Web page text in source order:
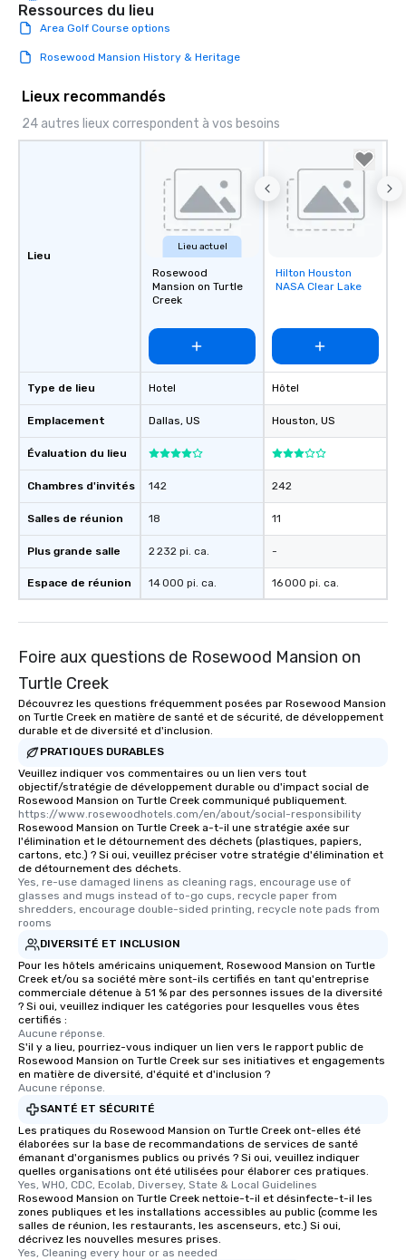
Ressources du lieu
Area Golf Course options
Rosewood Mansion History & Heritage
Lieux recommandés
24 autres lieux correspondent à vos besoins
Lieu
Type de lieu
Emplacement
Évaluation du lieu
Chambres d'invités
Salles de réunion
Plus grande salle
Espace de réunion
Lieu actuel
Rosewood
Mansion on Turtle
Creek
Hotel
Dallas, US
142
18
2 232 pi. ca.
14 000 pi. ca.
Removed from
favorites
Hilton Houston
NASA Clear Lake
Hôtel
Houston, US
242
11
-
16 000 pi. ca.
Foire aux questions de Rosewood Mansion on
Turtle Creek
Découvrez les questions fréquemment posées par Rosewood Mansion
on Turtle Creek en matière de santé et de sécurité, de développement
durable et de diversité et d'inclusion.
PRATIQUES DURABLES
Veuillez indiquer vos commentaires ou un lien vers tout
objectif/stratégie de développement durable ou d'impact social de
Rosewood Mansion on Turtle Creek communiqué publiquement.
https://www.rosewoodhotels.com/en/about/social-responsibility
Rosewood Mansion on Turtle Creek a-t-il une stratégie axée sur
l'élimination et le détournement des déchets (plastiques, papiers,
cartons, etc.) ? Si oui, veuillez préciser votre stratégie d'élimination et
de détournement des déchets.
Yes, re-use damaged linens as cleaning rags, encourage use of
glasses and mugs instead of to-go cups, recycle paper from
shredders, encourage double-sided printing, recycle note pads from
rooms
DIVERSITÉ ET INCLUSION
Pour les hôtels américains uniquement, Rosewood Mansion on Turtle
Creek et/ou sa société mère sont-ils certifiés en tant qu'entreprise
commerciale détenue à 51 % par des personnes issues de la diversité
? Si oui, veuillez indiquer les catégories pour lesquelles vous êtes
certifiés :
Aucune réponse.
S'il y a lieu, pourriez-vous indiquer un lien vers le rapport public de
Rosewood Mansion on Turtle Creek sur ses initiatives et engagements
en matière de diversité, d'équité et d'inclusion ?
Aucune réponse.
SANTÉ ET SÉCURITÉ
Les pratiques du Rosewood Mansion on Turtle Creek ont-elles été
élaborées sur la base de recommandations de services de santé
émanant d'organismes publics ou privés ? Si oui, veuillez indiquer
quelles organisations ont été utilisées pour élaborer ces pratiques.
Yes, WHO, CDC, Ecolab, Diversey, State & Local Guidelines
Rosewood Mansion on Turtle Creek nettoie-t-il et désinfecte-t-il les
zones publiques et les installations accessibles au public (comme les
salles de réunion, les restaurants, les ascenseurs, etc.) Si oui,
décrivez les nouvelles mesures prises.
Yes, Cleaning every hour or as needed